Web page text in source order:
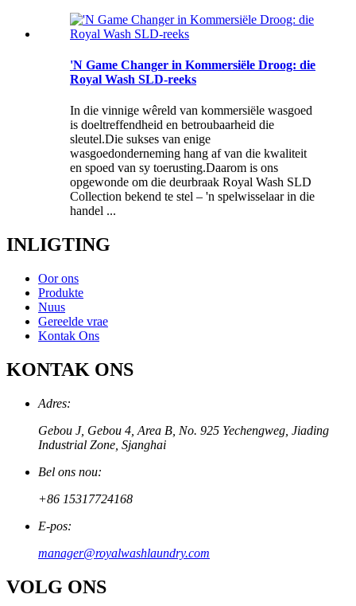
'N Game Changer in Kommersiële Droog: die
Royal Wash SLD-reeks
In die vinnige wêreld van kommersiële wasgoed
is doeltreffendheid en betroubaarheid die
sleutel.Die sukses van enige
wasgoedonderneming hang af van die kwaliteit
en spoed van sy toerusting.Daarom is ons
opgewonde om die deurbraak Royal Wash SLD
Collection bekend te stel – 'n spelwisselaar in die
handel ...
INLIGTING
Oor ons
Produkte
Nuus
Gereelde vrae
Kontak Ons
KONTAK ONS
Adres:
Gebou J, Gebou 4, Area B, No. 925 Yechengweg, Jiading
Industrial Zone, Sjanghai
Bel ons nou:
+86 15317724168
E-pos:
manager@royalwashlaundry.com
VOLG ONS